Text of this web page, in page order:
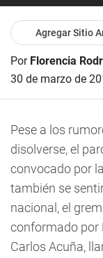
Agregar Sitio
Por Florencia
30 de marzo de
Pese a los
disolverse, el
convocado por
también se
nacional, el
conformado por
Carlos Acuña,